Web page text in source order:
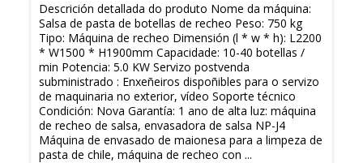
Descrición detallada do produto Nome da máquina:
Salsa de pasta de botellas de recheo Peso: 750 kg
Tipo: Máquina de recheo Dimensión (l * w * h): L2200
* W1500 * H1900mm Capacidade: 10-40 botellas /
min Potencia: 5.0 KW Servizo postvenda
subministrado : Enxeñeiros dispoñibles para o servizo
de maquinaria no exterior, vídeo Soporte técnico
Condición: Nova Garantía: 1 ano de alta luz: máquina
de recheo de salsa, envasadora de salsa NP-J4
Máquina de envasado de maionesa para a limpeza de
pasta de chile, máquina de recheo con ...